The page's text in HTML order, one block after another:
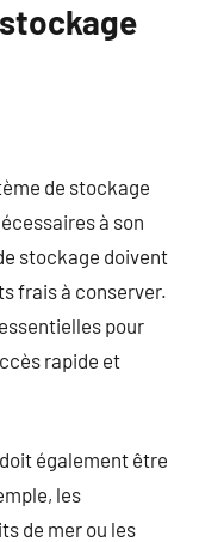
de stockage
à son
stockage doivent
frais à conserver.
pour
rapide et
également être
les
de mer ou les